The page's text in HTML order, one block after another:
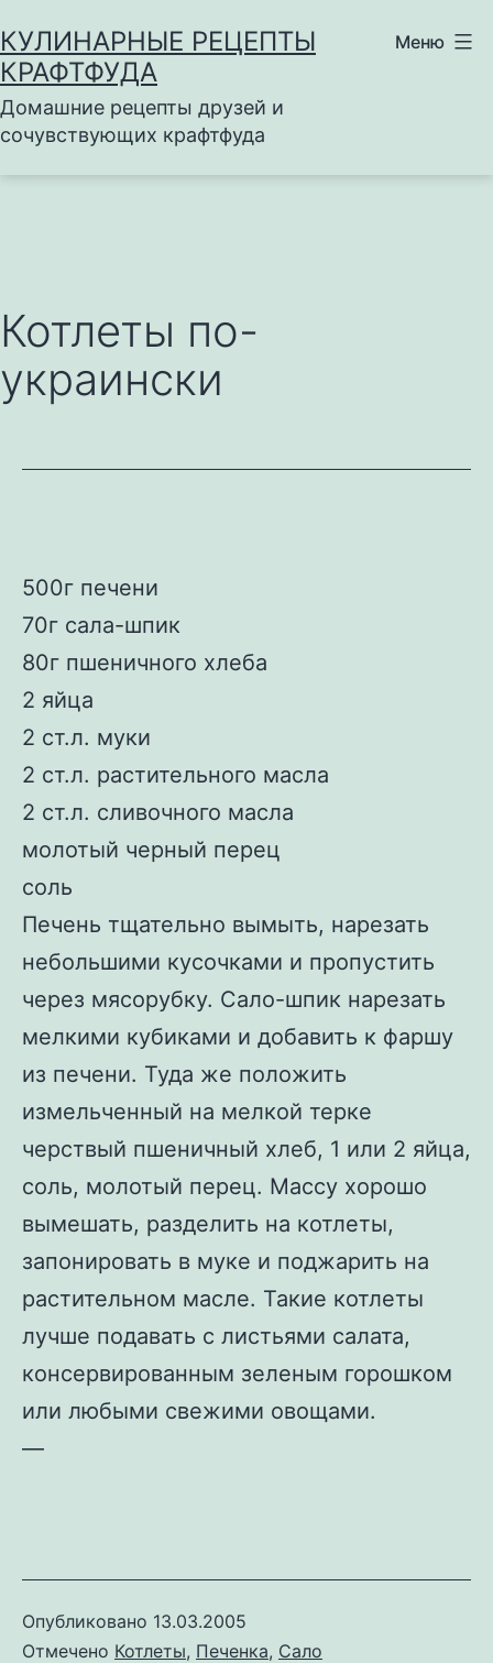
к
содержимому
КУЛИНАРНЫЕ РЕЦЕПТЫ
КРАФТФУДА
Домашние рецепты друзей и
сочувствующих крафтфуда
Меню
Котлеты по-
украински
500г печени
70г сала-шпик
80г пшеничного хлеба
2 яйца
2 ст.л. муки
2 ст.л. растительного масла
2 ст.л. сливочного масла
молотый черный перец
соль
Печень тщательно вымыть, нарезать
небольшими кусочками и пропустить
через мясорубку. Сало-шпик нарезать
мелкими кубиками и добавить к фаршу
из печени. Туда же положить
измельченный на мелкой терке
черствый пшеничный хлеб, 1 или 2 яйца,
соль, молотый перец. Массу хорошо
вымешать, разделить на котлеты,
запонировать в муке и поджарить на
растительном масле. Такие котлеты
лучше подавать с листьями салата,
консервированным зеленым горошком
или любыми свежими овощами.
—
Опубликовано 13.03.2005
Отмечено Котлеты, Печенка, Сало